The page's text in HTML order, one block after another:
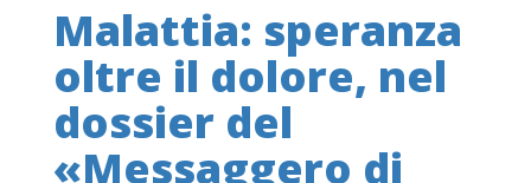
Malattia: speranza
oltre il dolore, nel
dossier del
«Messaggero di